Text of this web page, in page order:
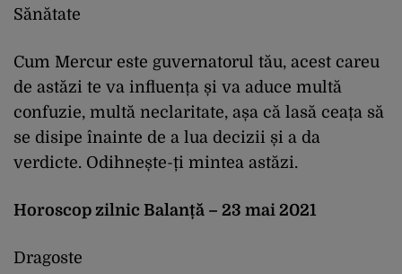
Sănătate
Cum Mercur este guvernatorul tău, acest careu
de astăzi te va influența și va aduce multă
confuzie, multă neclaritate, așa că lasă ceața să
se disipe înainte de a lua decizii și a da
verdicte. Odihnește-ți mintea astăzi.
Horoscop zilnic Balanță – 23 mai 2021
Dragoste